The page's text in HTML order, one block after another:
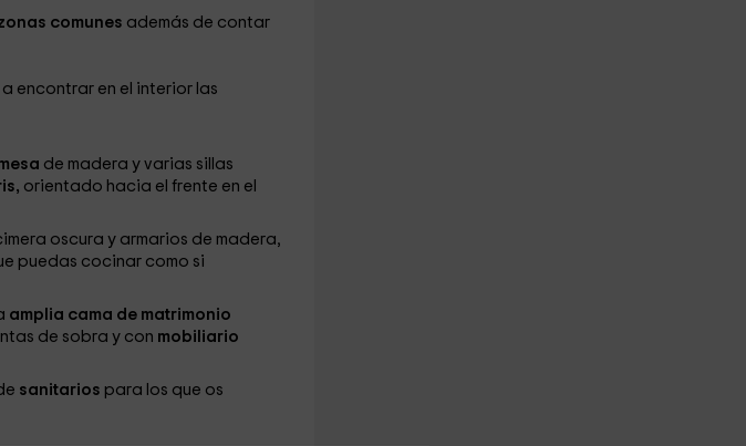
comunes además de contar
a encontrar en el interior las
de madera y varias sillas
orientado hacia el frente en el
oscura y armarios de madera,
puedas cocinar como si
amplia cama de matrimonio
de sobra y con mobiliario
sanitarios para los que os